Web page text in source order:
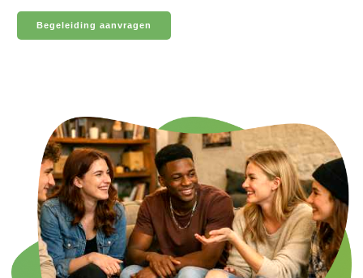
Begeleiding aanvragen